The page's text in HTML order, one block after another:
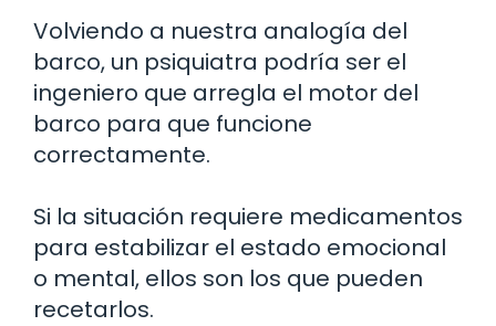
Volviendo a nuestra analogía del
barco, un psiquiatra podría ser el
ingeniero que arregla el motor del
barco para que funcione
correctamente.
Si la situación requiere medicamentos
para estabilizar el estado emocional
o mental, ellos son los que pueden
recetarlos.